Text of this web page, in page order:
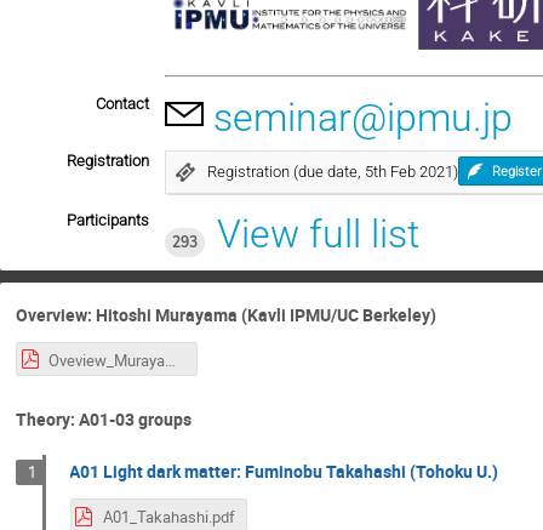
Contact seminar@ipmu.jp
Registration
Registration (due date, 5th Feb 2021) Register
Participants
293
View full list
Overview: Hitoshi Murayama (Kavli IPMU/UC Berkeley)
Theory: A01-03 groups
1 A01 Light dark matter: Fuminobu Takahashi (Tohoku U.)
A01_Takahashi.pdf